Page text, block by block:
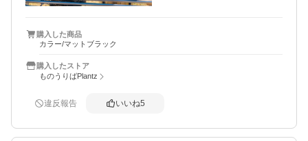
購入した商品
カラー/マットブラック
購入したストア
ものうりばPlantz
違反報告 いいね5